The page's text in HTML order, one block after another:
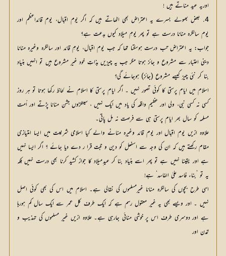
اوریہ عید مناتے ہیں !
4. بعض بھولے بسرے یہ اعتراض بھی اٹھاتے ہیں کہ اگر یوم اقبال، یوم قائداعظم اور
یوم سالگرہ منانا درست ہے تو پھر یومِ میلاد کیوں بدعت ہے؟
جواب: یہ اعتراض تب درست ہوسکتا تھا کہ جب یوم اقبال، یومِ قائد اور سالگرہ وغیرہ منانا
دینی اعتبار سے مشروع و جائز ہوتا مگر جب یہ چیزیں بذاتِ خود غیر مشروع ہیں تو انہیں بنیاد
بنا کر نئی چیز کیسے مشروع (جائز) ہوجائے گی؟
اسلام میں ایام پرستی کا کوئی تصور نہیں ۔ اگر ایام پرستی کا اسلام نے لحاظ رکھا ہوتا تو ہر روز
کسی نہ کسی نبی، ولی اور عظیم واقعہ کی یاد میں ایک نہیں ، سینکڑوں جشن منانا پڑتے اور اُمت
مسلمہ کو سال بھر ایام پرستی ہی سے فرصت نہ مل پاتی۔
علاوہ ازیں یوم اقبال اور یوم قائد وغیرہ منانے والے کیا اسلامی شریعت میں ایسا امتیازی
مقام رکھتے ہیں کہ ان کی وجہ سے اسفعل کو دین و حجت قرا ر دے دیا جائے ؟ اگر ایسا نہیں
ہے اور یقینا نہیں ہے تو پھر اسے بنیاد بنا کر عید ِمیلاد کا جواز کشید کرنا بھی درست نہیں بلکہ
یہ تو ’بناء فاسد علیٰ الفاسد‘ ہے!
اسی طرح بچوں کی سالگرہ منانا غیرمسلموں کی نقالی ہے۔ اسلام میں اس کی بھی کوئی اصل
نہیں ۔ اور ویسے بھی یہ غیر معقول رسم ہے کہ ایک طرف کل عمر سے ایک سال کم ہورہا
ہے اور دوسری طرف اس پر خوشی منائی جارہی ہے۔ علاوہ ازیں غیر مسلموں کی تہذیب و
تمدن اور